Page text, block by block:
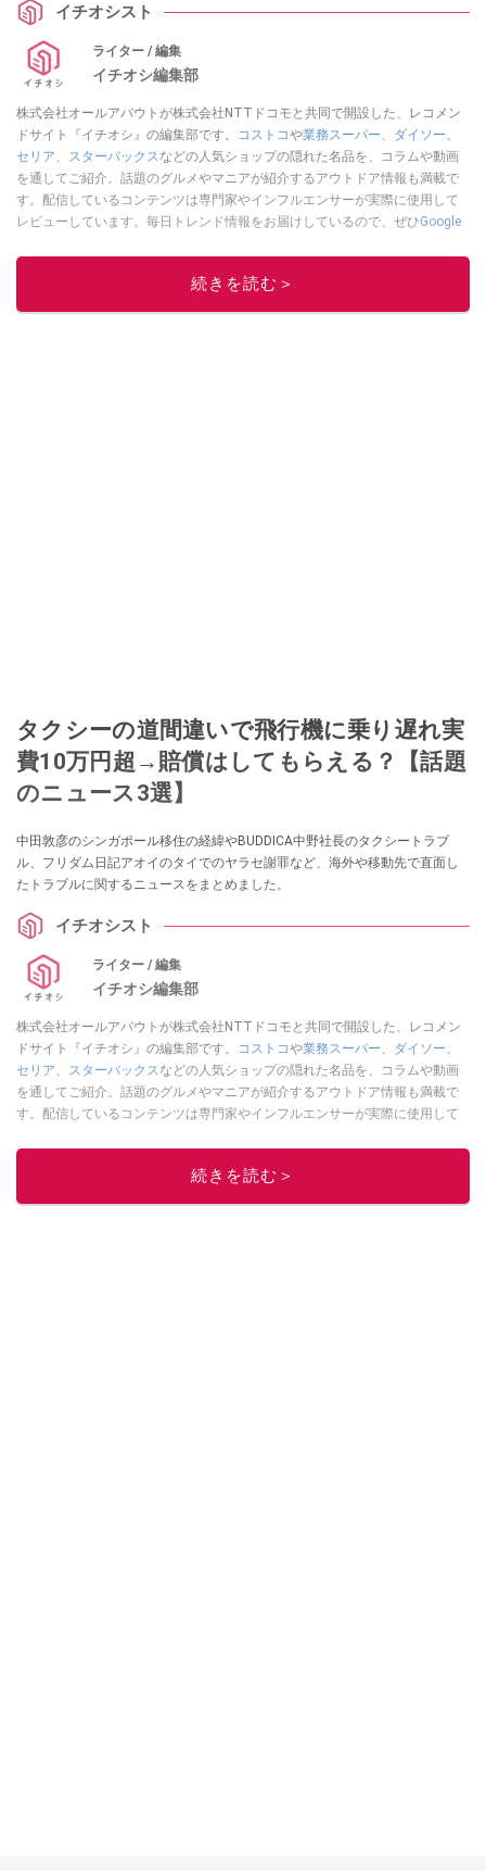
イチオシスト
ライター / 編集
イチオシ編集部
株式会社オールアバウトが株式会社NTTドコモと共同で開設した、レコメン
ドサイト『イチオシ』の編集部です。
コストコや業務スーパー、 ダイソー、
セリア、 スターバックスなどの人気ショップの隠れた名品を、コラムや動画
を通してご紹介。話題のグルメやマニアが紹介するアウトドア情報も満載で
す。配信しているコンテンツは専門家やインフルエンサーが実際に使用して
レビューしています。毎日トレンド情報をお届けしているので、ぜひGoogle
このイチオシストの他の記事を読む
続きを読む＞
タクシーの道間違いで飛行機に乗り遅れ実
費10万円超→賠償はしてもらえる？【話題
のニュース3選】
中田敦彦のシンガポール移住の経緯やBUDDICA中野社長のタクシートラブ
ル、フリダム日記アオイのタイでのヤラセ謝罪など、海外や移動先で直面し
たトラブルに関するニュースをまとめました。
イチオシスト
ライター / 編集
イチオシ編集部
株式会社オールアバウトが株式会社NTTドコモと共同で開設した、レコメン
ドサイト『イチオシ』の編集部です。
コストコや業務スーパー、 ダイソー、
セリア、 スターバックスなどの人気ショップの隠れた名品を、コラムや動画
を通してご紹介。話題のグルメやマニアが紹介するアウトドア情報も満載で
す。配信しているコンテンツは専門家やインフルエンサーが実際に使用して
ニュースでフォロー
続きを読む＞